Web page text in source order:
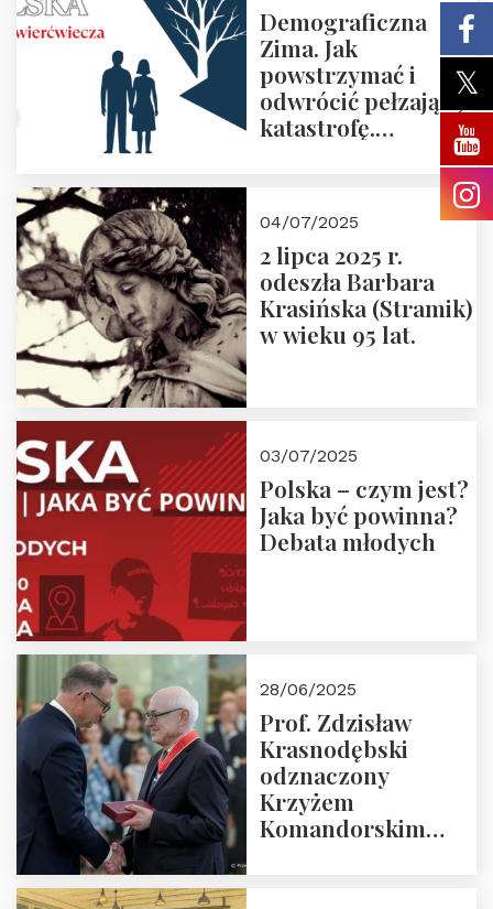
Demograficzna
Zima. Jak
powstrzymać i
odwrócić pełzającą
katastrofę.
pierwsze spotkanie
Nowego
Ćwierćwiecza”
04/07/2025
2 lipca 2025 r.
odeszła Barbara
Krasińska (Stramik)
w wieku 95 lat.
03/07/2025
Polska – czym jest?
Jaka być powinna?
Debata młodych
28/06/2025
Prof. Zdzisław
Krasnodębski
odznaczony
Krzyżem
Komandorskim